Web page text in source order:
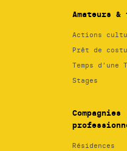
Amateurs
Actions
Prêt de
Temps d’une
Stages
Compagnies
Résidences